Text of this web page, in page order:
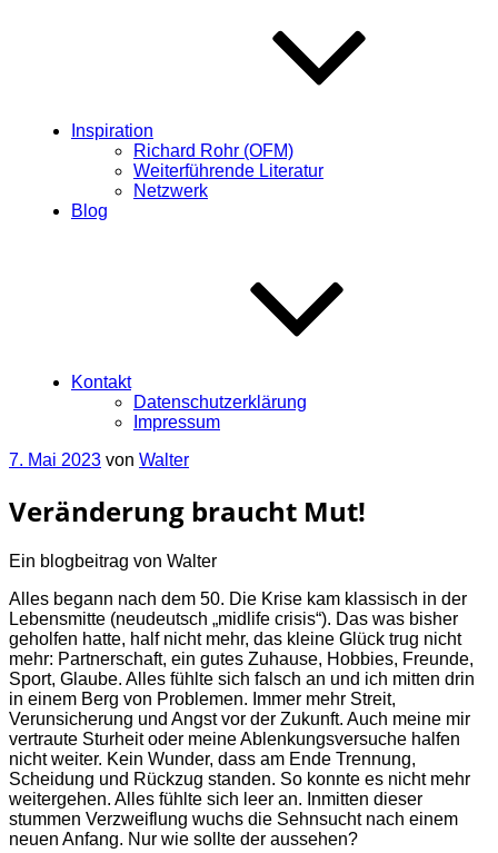
Inspiration
Richard Rohr (OFM)
Weiterführende Literatur
Netzwerk
Blog
Kontakt
Datenschutzerklärung
Impressum
Veröffentlicht
7. Mai 2023 von Walter
Veränderung braucht Mut!
Ein blogbeitrag von Walter
Alles begann nach dem 50. Die Krise kam klassisch in der
Lebensmitte (neudeutsch „midlife crisis“). Das was bisher
geholfen hatte, half nicht mehr, das kleine Glück trug nicht
mehr: Partnerschaft, ein gutes Zuhause, Hobbies, Freunde,
Sport, Glaube. Alles fühlte sich falsch an und ich mitten drin
in einem Berg von Problemen. Immer mehr Streit,
Verunsicherung und Angst vor der Zukunft. Auch meine mir
vertraute Sturheit oder meine Ablenkungsversuche halfen
nicht weiter. Kein Wunder, dass am Ende Trennung,
Scheidung und Rückzug standen. So konnte es nicht mehr
weitergehen. Alles fühlte sich leer an. Inmitten dieser
stummen Verzweiflung wuchs die Sehnsucht nach einem
neuen Anfang. Nur wie sollte der aussehen?